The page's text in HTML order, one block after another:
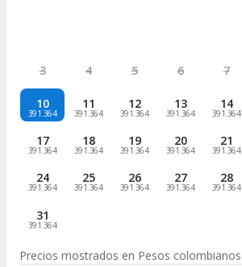
3 4 5 6 7
10
391.364
11
391.364
12
391.364
13
391.364
14
391.364
17
391.364
18
391.364
19
391.364
20
391.364
21
391.364
24
391.364
25
391.364
26
391.364
27
391.364
28
391.364
31
391.364
Precios mostrados en Pesos colombianos